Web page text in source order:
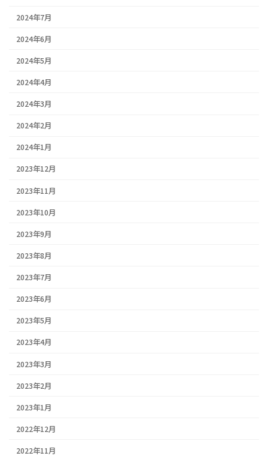
2024年7月
2024年6月
2024年5月
2024年4月
2024年3月
2024年2月
2024年1月
2023年12月
2023年11月
2023年10月
2023年9月
2023年8月
2023年7月
2023年6月
2023年5月
2023年4月
2023年3月
2023年2月
2023年1月
2022年12月
2022年11月